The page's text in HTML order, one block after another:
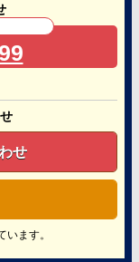
せ
ます。